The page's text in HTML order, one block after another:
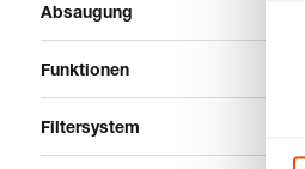
Absaugung
Funktionen
Filtersystem